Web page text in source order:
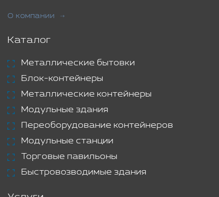
О компании
Каталог
Металлические бытовки
Блок-контейнеры
Металлические контейнеры
Модульные здания
Переоборудование контейнеров
Модульные станции
Торговые павильоны
Быстровозводимые здания